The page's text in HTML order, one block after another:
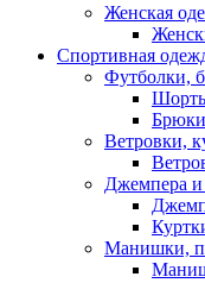
Женская
Спортивная
Футболки,
Брюки
Ветровки,
Джемпера
Манишки,